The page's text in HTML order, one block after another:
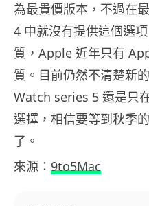
為最貴價版本，不過在
4 中就沒有提供這個選
質，Apple 近年只有
質。目前仍然不清楚新
Watch series 5 還是只
選擇，相信要等到秋季
了。
來源： 9to5Mac